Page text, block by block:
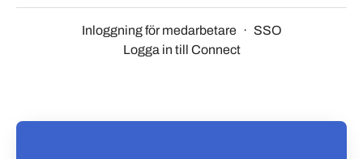
Inloggning för medarbetare · SSO
Logga in till Connect